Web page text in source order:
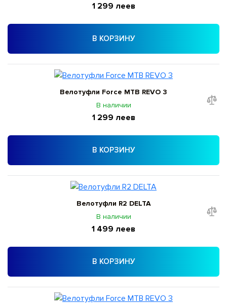
1 299 леев
В КОРЗИНУ
Велотуфли Force MTB REVO 3
В наличии
1 299 леев
В КОРЗИНУ
Велотуфли R2 DELTA
В наличии
1 499 леев
В КОРЗИНУ